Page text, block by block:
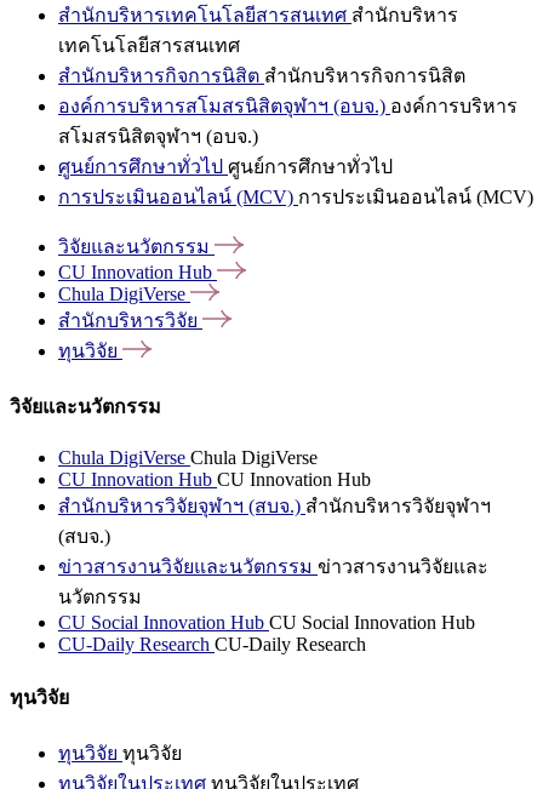
สำนักบริหารเทคโนโลยีสารสนเทศ สำนักบริหาร
เทคโนโลยีสารสนเทศ
สำนักบริหารกิจการนิสิต สำนักบริหารกิจการนิสิต
องค์การบริหารสโมสรนิสิตจุฬาฯ (อบจ.) องค์การบริหาร
สโมสรนิสิตจุฬาฯ (อบจ.)
ศูนย์การศึกษาทั่วไป ศูนย์การศึกษาทั่วไป
การประเมินออนไลน์ (MCV) การประเมินออนไลน์ (MCV)
วิจัยและนวัตกรรม
CU Innovation Hub
Chula DigiVerse
สำนักบริหารวิจัย
ทุนวิจัย
วิจัยและนวัตกรรม
Chula DigiVerse Chula DigiVerse
CU Innovation Hub CU Innovation Hub
สำนักบริหารวิจัยจุฬาฯ (สบจ.) สำนักบริหารวิจัยจุฬาฯ
(สบจ.)
ข่าวสารงานวิจัยและนวัตกรรม ข่าวสารงานวิจัยและ
นวัตกรรม
CU Social Innovation Hub CU Social Innovation Hub
CU-Daily Research CU-Daily Research
ทุนวิจัย
ทุนวิจัย ทุนวิจัย
ทุนวิจัยในประเทศ ทุนวิจัยในประเทศ